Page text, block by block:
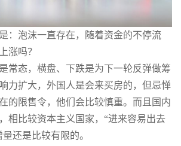
：泡沫一直存在，随着资金的不停流
涨吗？
常态，横盘、下跌是为下一轮反弹做筹
力扩大，外国人是会来买房的，但忌惮
的限售令，他们会比较慎重。而且国内
相比较资本主义国家，“进来容易出去
还是比较有限的。